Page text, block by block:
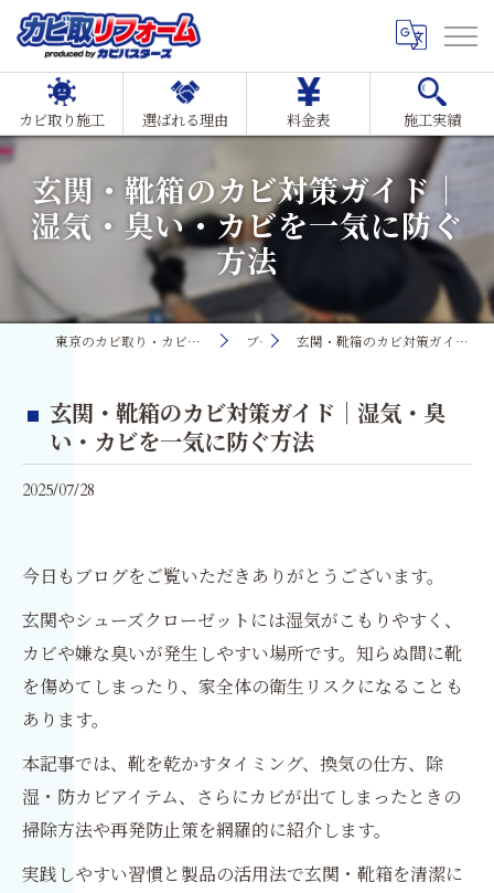
カビ取り施工 選ばれる理由 料金表 施工実績
玄関・靴箱のカビ対策ガイド｜
湿気・臭い・カビを一気に防ぐ
方法
東京のカビ取り・カビ対策ならMIST工法®カビ取リフォーム ブログ 玄関・靴箱のカビ対策ガイド｜湿気・臭い・カビを一気に防ぐ方法
玄関・靴箱のカビ対策ガイド｜湿気・臭
い・カビを一気に防ぐ方法
2025/07/28
今日もブログをご覧いただきありがとうございます。
玄関やシューズクローゼットには湿気がこもりやすく、
カビや嫌な臭いが発生しやすい場所です。知らぬ間に靴
を傷めてしまったり、家全体の衛生リスクになることも
あります。
本記事では、靴を乾かすタイミング、換気の仕方、除
湿・防カビアイテム、さらにカビが出てしまったときの
掃除方法や再発防止策を網羅的に紹介します。
実践しやすい習慣と製品の活用法で玄関・靴箱を清潔に